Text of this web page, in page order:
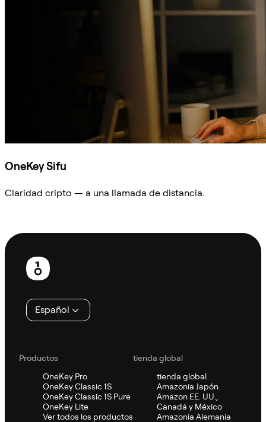
OneKey Sifu
Claridad cripto — a una llamada de distancia.
Pie
página
Español
Productos
OneKey Pro
OneKey Classic 1S
OneKey Classic 1S Pure
OneKey Lite
Ver todos los productos
tienda global
tienda global
Amazonia Japón
Amazon EE. UU.,
Canadá y México
Amazonia Alemania